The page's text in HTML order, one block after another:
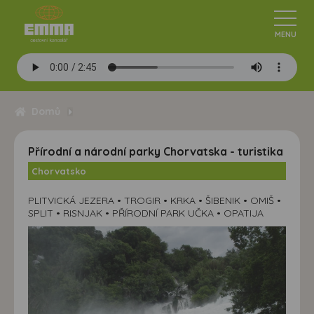
Přírodní a národní parky Chorvatska - turistika
Chorvatsko
PLITVICKÁ JEZERA • TROGIR • KRKA • ŠIBENIK • OMIŠ •
SPLIT • RISNJAK • PŘÍRODNÍ PARK UČKA • OPATIJA